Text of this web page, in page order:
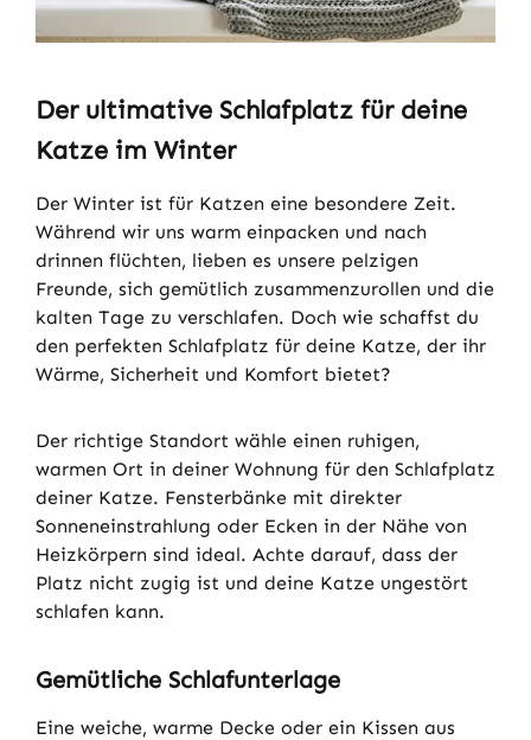
Der ultimative Schlafplatz für deine
Katze im Winter
Der Winter ist für Katzen eine besondere Zeit.
Während wir uns warm einpacken und nach
drinnen flüchten, lieben es unsere pelzigen
Freunde, sich gemütlich zusammenzurollen und die
kalten Tage zu verschlafen. Doch wie schaffst du
den perfekten Schlafplatz für deine Katze, der ihr
Wärme, Sicherheit und Komfort bietet?
Der richtige Standort wähle einen ruhigen,
warmen Ort in deiner Wohnung für den Schlafplatz
deiner Katze. Fensterbänke mit direkter
Sonneneinstrahlung oder Ecken in der Nähe von
Heizkörpern sind ideal. Achte darauf, dass der
Platz nicht zugig ist und deine Katze ungestört
schlafen kann.
Gemütliche Schlafunterlage
Eine weiche, warme Decke oder ein Kissen aus